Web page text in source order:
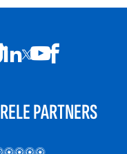
PARTNERS